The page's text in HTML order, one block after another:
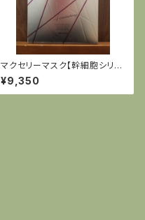
マクセリーマスク【幹細胞シリー
ズ】
¥9,350